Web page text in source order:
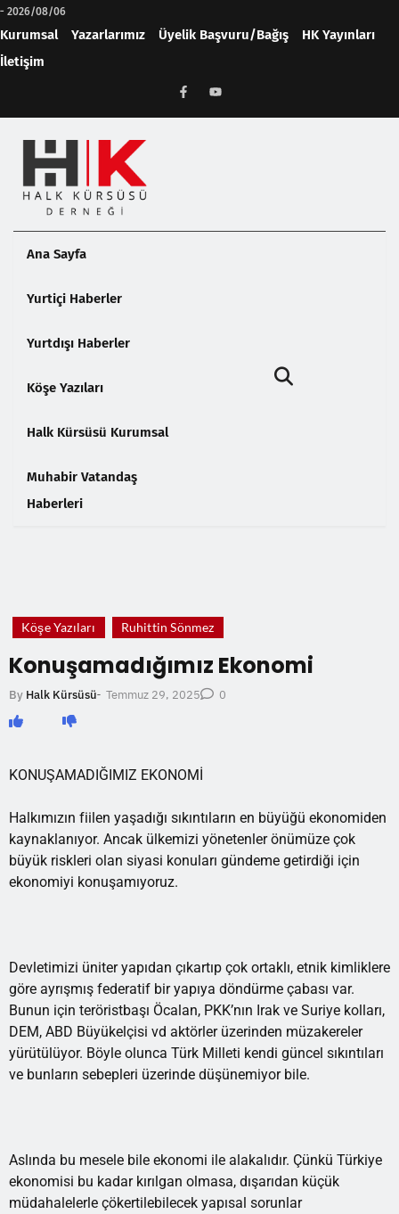
- 2026/08/06
Kurumsal Yazarlarımız Üyelik Başvuru/Bağış
HK Yayınları
İletişim
Ana Sayfa
Yurtiçi Haberler
Yurtdışı Haberler
Köşe Yazıları
Halk Kürsüsü Kurumsal
Muhabir Vatandaş
Haberleri
Köşe Yazıları Ruhittin Sönmez
Konuşamadığımız Ekonomi
By Halk Kürsüsü- Temmuz 29, 2025 0
KONUŞAMADIĞIMIZ EKONOMİ
Halkımızın fiilen yaşadığı sıkıntıların en büyüğü ekonomiden
kaynaklanıyor. Ancak ülkemizi yönetenler önümüze çok
büyük riskleri olan siyasi konuları gündeme getirdiği için
ekonomiyi konuşamıyoruz.
Devletimizi üniter yapıdan çıkartıp çok ortaklı, etnik kimliklere
göre ayrışmış federatif bir yapıya döndürme çabası var.
Bunun için teröristbaşı Öcalan, PKK’nın Irak ve Suriye kolları,
DEM, ABD Büyükelçisi vd aktörler üzerinden müzakereler
yürütülüyor. Böyle olunca Türk Milleti kendi güncel sıkıntıları
ve bunların sebepleri üzerinde düşünemiyor bile.
Aslında bu mesele bile ekonomi ile alakalıdır. Çünkü Türkiye
ekonomisi bu kadar kırılgan olmasa, dışarıdan küçük
müdahalelerle çökertilebilecek yapısal sorunlar